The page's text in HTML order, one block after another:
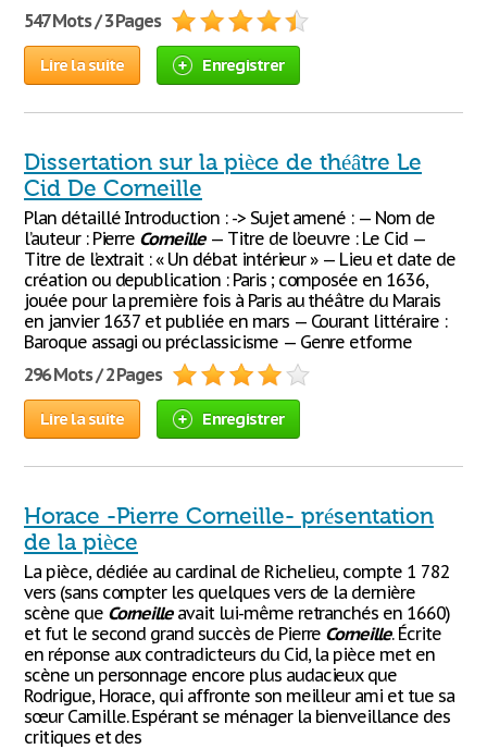
547 Mots / 3 Pages
Lire la suite Enregistrer
Dissertation sur la pièce de théâtre Le
Cid De Corneille
Plan détaillé Introduction : -> Sujet amené : — Nom de
l’auteur : Pierre Corneille— Titre de l’oeuvre : Le Cid —
Titre de l’extrait : « Un débat intérieur » — Lieu et date de
création ou depublication : Paris ; composée en 1636,
jouée pour la première fois à Paris au théâtre du Marais
en janvier 1637 et publiée en mars — Courant littéraire :
Baroque assagi ou préclassicisme — Genre etforme
296 Mots / 2 Pages
Lire la suite Enregistrer
Horace -Pierre Corneille- présentation
de la pièce
La pièce, dédiée au cardinal de Richelieu, compte 1 782
vers (sans compter les quelques vers de la dernière
scène que Corneilleavait lui-même retranchés en 1660)
et fut le second grand succès de Pierre Corneille. Écrite
en réponse aux contradicteurs du Cid, la pièce met en
scène un personnage encore plus audacieux que
Rodrigue, Horace, qui affronte son meilleur ami et tue sa
sœur Camille. Espérant se ménager la bienveillance des
critiques et des